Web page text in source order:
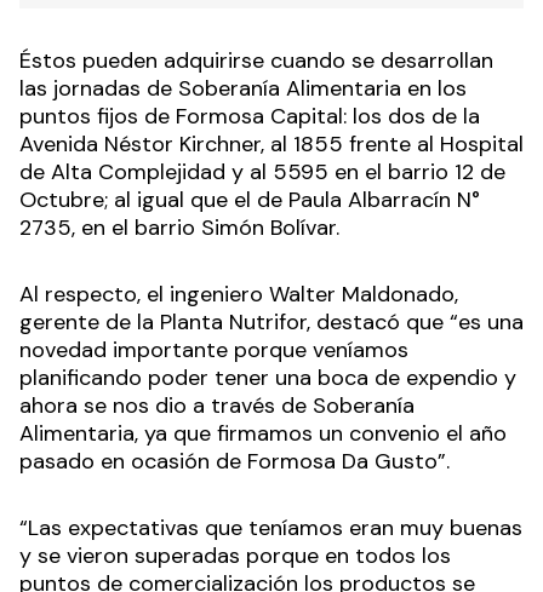
Éstos pueden adquirirse cuando se desarrollan
las jornadas de Soberanía Alimentaria en los
puntos fijos de Formosa Capital: los dos de la
Avenida Néstor Kirchner, al 1855 frente al Hospital
de Alta Complejidad y al 5595 en el barrio 12 de
Octubre; al igual que el de Paula Albarracín N°
2735, en el barrio Simón Bolívar.
Al respecto, el ingeniero Walter Maldonado,
gerente de la Planta Nutrifor, destacó que “es una
novedad importante porque veníamos
planificando poder tener una boca de expendio y
ahora se nos dio a través de Soberanía
Alimentaria, ya que firmamos un convenio el año
pasado en ocasión de Formosa Da Gusto”.
“Las expectativas que teníamos eran muy buenas
y se vieron superadas porque en todos los
puntos de comercialización los productos se